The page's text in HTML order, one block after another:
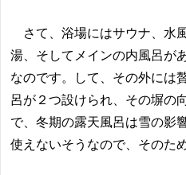
さて、浴場にはサウナ、水
湯、そしてメインの内風呂が
なのです。して、その外には
呂が２つ設けられ、その塀の
で、冬期の露天風呂は雪の影
使えないそうなので、そのた